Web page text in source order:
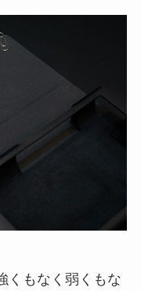
くもなく弱くもな